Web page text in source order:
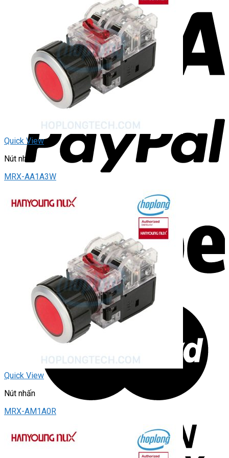
Quick View
Nút nhấn
MRX-AA1A3W
Quick View
Nút nhấn
MRX-AM1A0R